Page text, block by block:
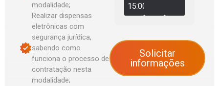
modalidade;
Realizar dispensas
eletrônicas com
segurança jurídica,
sabendo como
funciona o processo de
contratação nesta
modalidade;
15:00
Solicitar
informações